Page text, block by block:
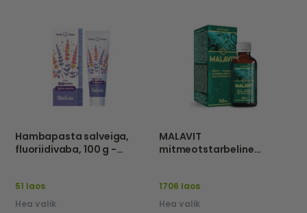
Hambapasta salveiga,
fluoriidivaba, 100 g -
51 laos
Hea valik
MALAVIT
mitmeotstarbeline
1706 laos
Hea valik